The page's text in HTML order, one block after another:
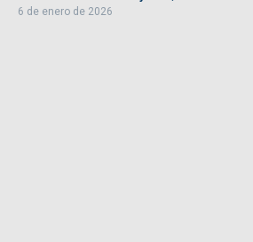
6 de enero de 2026